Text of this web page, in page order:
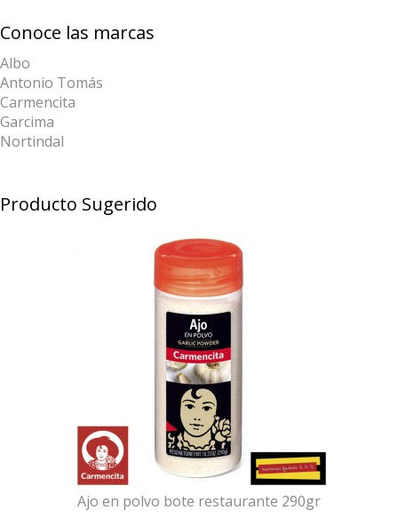
Conoce las marcas
Albo
Antonio Tomás
Carmencita
Garcima
Nortindal
Producto Sugerido
Ajo en polvo bote restaurante 290gr